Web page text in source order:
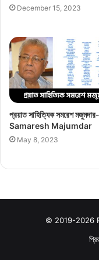
December 15, 2023
প্রয়াত সাহিত্যিক সমরেশ মজুমদার-
Samaresh Majumdar
May 8, 2023
© 2019-2026